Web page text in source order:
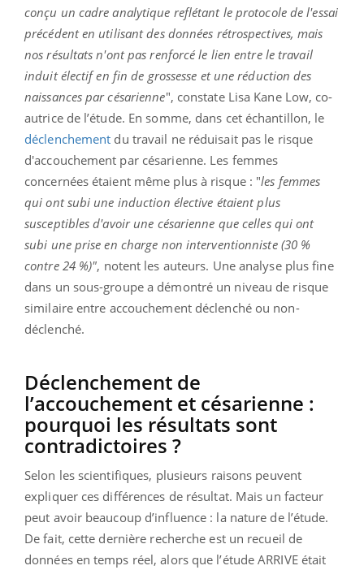
conçu un cadre analytique reflétant le protocole de l'essai
précédent en utilisant des données rétrospectives, mais
nos résultats n'ont pas renforcé le lien entre le travail
induit électif en fin de grossesse et une réduction des
naissances par césarienne", constate Lisa Kane Low, co-
autrice de l’étude. En somme, dans cet échantillon, le
déclenchement du travail ne réduisait pas le risque
d'accouchement par césarienne. Les femmes
concernées étaient même plus à risque : "les femmes
qui ont subi une induction élective étaient plus
susceptibles d'avoir une césarienne que celles qui ont
subi une prise en charge non interventionniste (30 %
contre 24 %)", notent les auteurs. Une analyse plus fine
dans un sous-groupe a démontré un niveau de risque
similaire entre accouchement déclenché ou non-
déclenché.
Déclenchement de
l’accouchement et césarienne :
pourquoi les résultats sont
contradictoires ?
Selon les scientifiques, plusieurs raisons peuvent
expliquer ces différences de résultat. Mais un facteur
peut avoir beaucoup d’influence : la nature de l’étude.
De fait, cette dernière recherche est un recueil de
données en temps réel, alors que l’étude ARRIVE était